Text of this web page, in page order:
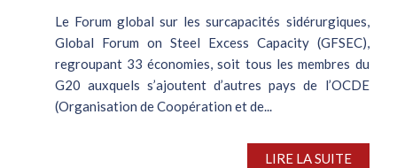
Le Forum global sur les surcapacités sidérurgiques,
Global Forum on Steel Excess Capacity (GFSEC),
regroupant 33 économies, soit tous les membres du
G20 auxquels s’ajoutent d’autres pays de l’OCDE
(Organisation de Coopération et de...
LIRE LA SUITE